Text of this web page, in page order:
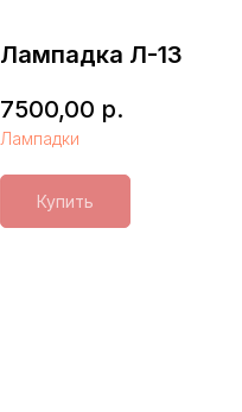
Лампадка Л-13
7500,00 р.
Лампадки
Купить